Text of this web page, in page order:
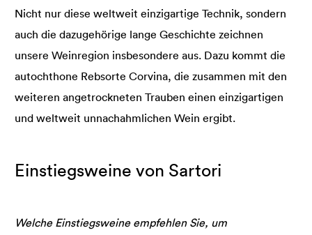
Nicht nur diese weltweit einzigartige Technik, sondern
auch die dazugehörige lange Geschichte zeichnen
unsere Weinregion insbesondere aus. Dazu kommt die
autochthone Rebsorte Corvina, die zusammen mit den
weiteren angetrockneten Trauben einen einzigartigen
und weltweit unnachahmlichen Wein ergibt.
Einstiegsweine von Sartori
Welche Einstiegsweine empfehlen Sie, um